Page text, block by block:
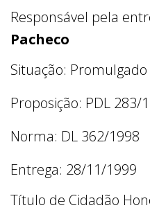
Responsável pela
Pacheco
Situação: Promulgado
Proposição: PDL 283/
Norma: DL 362/1998
Entrega: 28/11/1999
Título de Cidadão